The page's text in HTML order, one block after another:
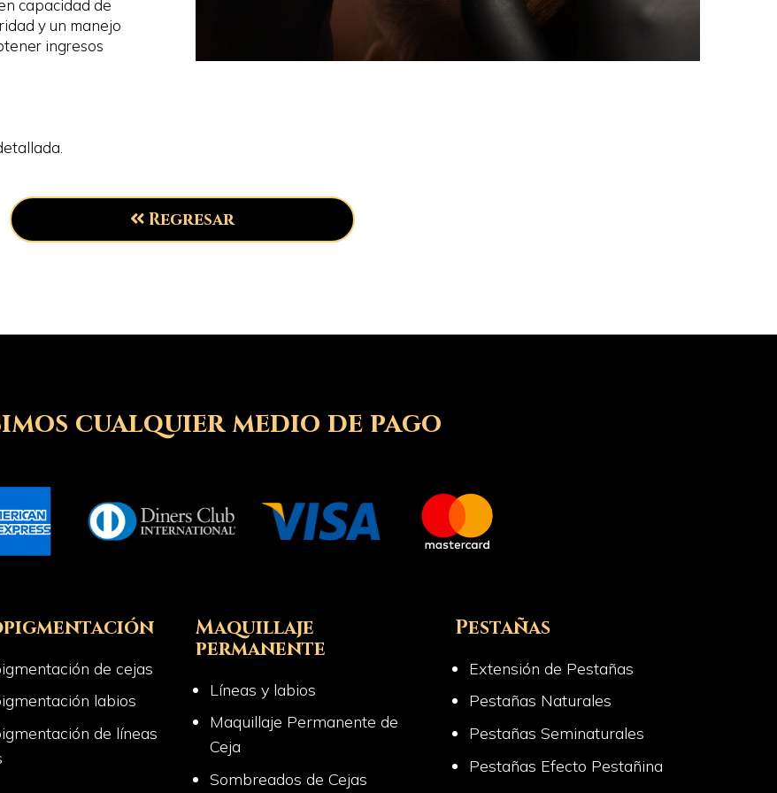
capacidad de
y un manejo
ingresos
Regresar
cualquier medio de pago
de cejas
labios
de líneas
Maquillaje
permanente
Líneas y labios
Maquillaje Permanente de
Ceja
Sombreados de Cejas
Pestañas
Extensión de Pestañas
Pestañas Naturales
Pestañas Seminaturales
Pestañas Efecto Pestañina